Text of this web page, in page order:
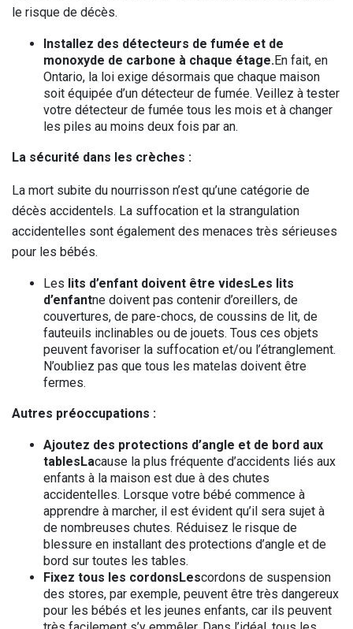
le risque de décès.
Installez des détecteurs de fumée et de
monoxyde de carbone à chaque étage.En fait, en
Ontario, la loi exige désormais que chaque maison
soit équipée d’un détecteur de fumée. Veillez à tester
votre détecteur de fumée tous les mois et à changer
les piles au moins deux fois par an.
La sécurité dans les crèches :
La mort subite du nourrisson n’est qu’une catégorie de
décès accidentels. La suffocation et la strangulation
accidentelles sont également des menaces très sérieuses
pour les bébés.
Les lits d’enfant doivent être videsLes lits
d’enfantne doivent pas contenir d’oreillers, de
couvertures, de pare-chocs, de coussins de lit, de
fauteuils inclinables ou de jouets. Tous ces objets
peuvent favoriser la suffocation et/ou l’étranglement.
N’oubliez pas que tous les matelas doivent être
fermes.
Autres préoccupations :
Ajoutez des protections d’angle et de bord aux
tablesLacause la plus fréquente d’accidents liés aux
enfants à la maison est due à des chutes
accidentelles. Lorsque votre bébé commence à
apprendre à marcher, il est évident qu’il sera sujet à
de nombreuses chutes. Réduisez le risque de
blessure en installant des protections d’angle et de
bord sur toutes les tables.
Fixez tous les cordonsLescordons de suspension
des stores, par exemple, peuvent être très dangereux
pour les bébés et les jeunes enfants, car ils peuvent